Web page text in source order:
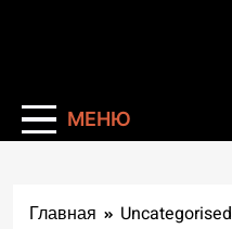
МЕНЮ
Главная Uncategorised